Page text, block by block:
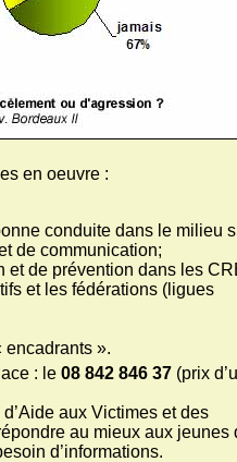
en oeuvre :
conduite dans le milieu
de communication;
et de prévention dans les
et les fédérations (ligues
encadrants ».
: le 08 842 846 37 (prix
aux Victimes et des
au mieux aux jeunes
d’informations.